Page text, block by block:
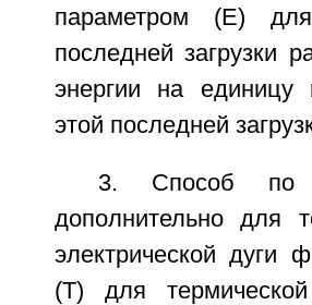
параметром (Е)
последней загрузки
энергии на единицу
этой последней
3. Способ по
дополнительно для
электрической дуги
(Т) для